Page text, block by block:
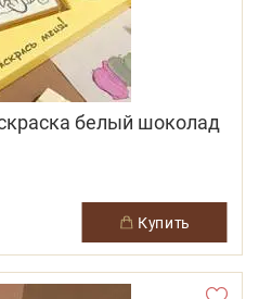
белый шоколад
купить